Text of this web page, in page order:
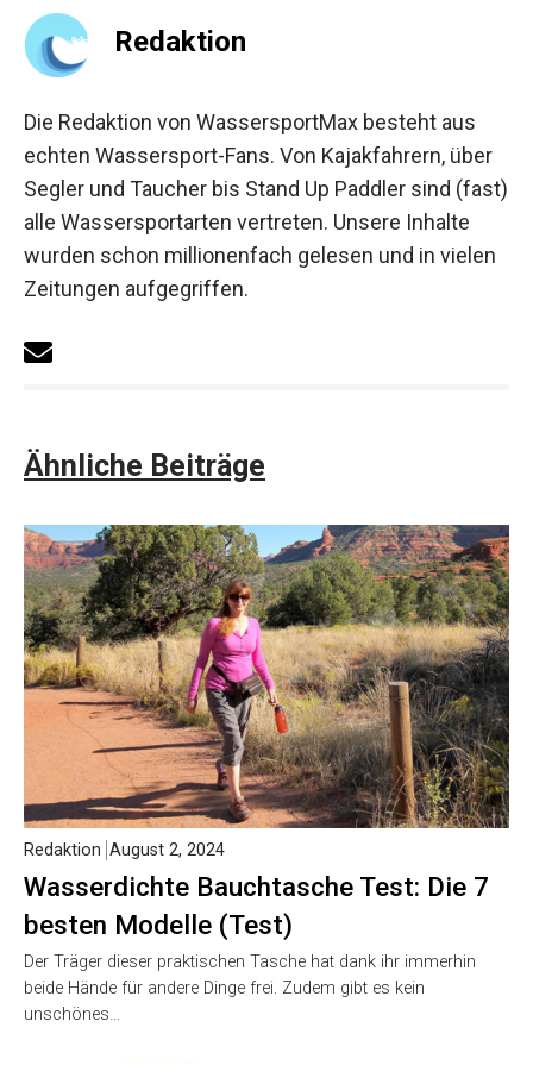
Redaktion
Die Redaktion von WassersportMax besteht aus
echten Wassersport-Fans. Von Kajakfahrern, über
Segler und Taucher bis Stand Up Paddler sind (fast)
alle Wassersportarten vertreten. Unsere Inhalte
wurden schon millionenfach gelesen und in vielen
Zeitungen aufgegriffen.
Ähnliche Beiträge
Wasserdichte Bauchtasche Test: Die 7
besten Modelle (Test)
Redaktion August 2, 2024
Der Träger dieser praktischen Tasche hat dank ihr immerhin
beide Hände für andere Dinge frei. Zudem gibt es kein
unschönes…